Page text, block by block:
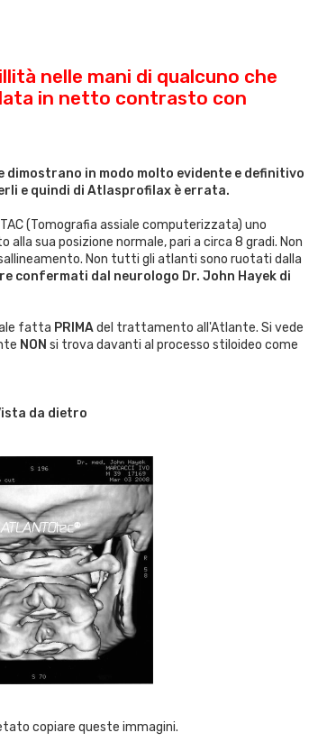
nelle mani di qualcuno che
in netto contrasto con
dimostrano in modo molto evidente e definitivo
e quindi di Atlasprofilax è errata.
(Tomografia assiale computerizzata) uno
sua posizione normale, pari a circa 8 gradi. Non
Non tutti gli atlanti sono ruotati dalla
confermati dal neurologo Dr. John Hayek di
fatta PRIMAdel trattamento all'Atlante. Si vede
NON si trova davanti al processo stiloideo come
da dietro
copiare queste immagini.